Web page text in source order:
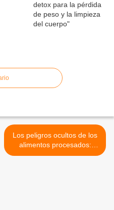
Los peligros ocultos de los
alimentos procesados:
Cómo afectan su salud >